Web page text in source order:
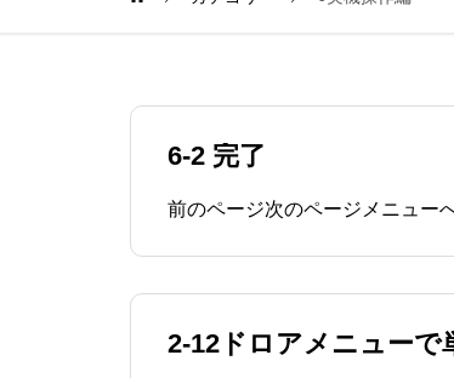
6-2 完了
前のページ次のページメニュー
2-12ドロアメニューで